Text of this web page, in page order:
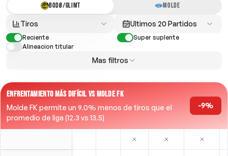
BODØ/GLIMT MOLDE
Tiros Ultimos 20 Partidos
Reciente
Super suplente
Alineacion titular
Mas filtros
ENFRENTAMIENTO MÁS DIFÍCIL VS MOLDE FK
Molde FK permite un 9.0% menos de tiros que el
promedio de liga (12.3 vs 13.5)
-9%